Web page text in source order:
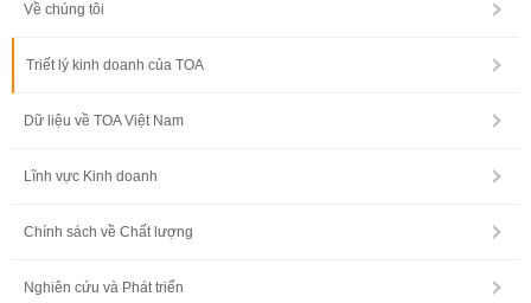
Về chúng tôi
Triết lý kinh doanh của TOA
Dữ liệu về TOA Việt Nam
Lĩnh vực Kinh doanh
Chính sách về Chất lượng
Nghiên cứu và Phát triển